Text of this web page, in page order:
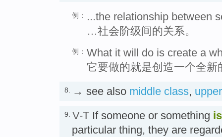
例：
...the relationship between
…社会阶级间的关系。
例： What it will do is create a
它要做的就是创造一个全新
8. → see also middle class,
9. V-T If someone or something
particular thing, they are